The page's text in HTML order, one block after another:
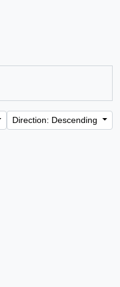
Direction: Descending